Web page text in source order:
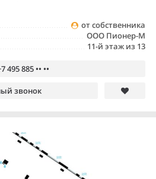
от собственника
ООО Пионер-М
11-й этаж из 13
495 885 •• ••
звонок